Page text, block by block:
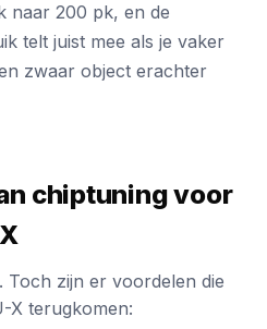
naar 200 pk, en de
telt juist mee als je vaker
zwaar object erachter
chiptuning voor
Toch zijn er voordelen die
X terugkomen: